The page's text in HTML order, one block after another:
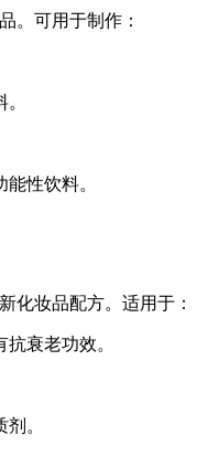
。可用于制作：
。
能性饮料。
化妆品配方。适用于：
抗衰老功效。
剂。